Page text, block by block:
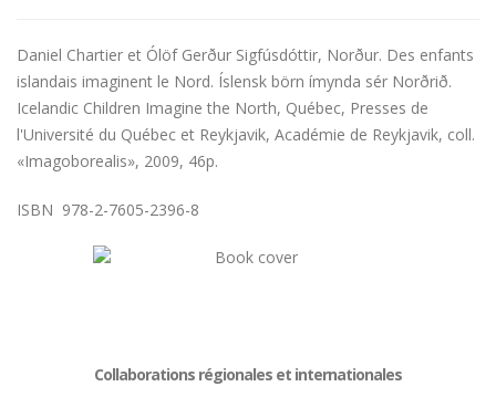
Daniel Chartier et Ólöf Gerður Sigfúsdóttir, Norður. Des enfants
islandais imaginent le Nord. Íslensk börn ímynda sér Norðrið.
Icelandic Children Imagine the North, Québec, Presses de
l'Université du Québec et Reykjavik, Académie de Reykjavik, coll.
«Imagoborealis», 2009, 46p.
ISBN 978-2-7605-2396-8
Collaborations régionales et internationales